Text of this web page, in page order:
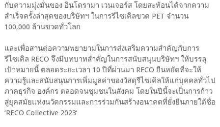
กับความมุ่งมั่นของ อินโดรามา เวนเจอร์ส โดยสะท้อนได้จากความ
สำเร็จครั้งล่าสุดของบริษัทฯ ในการรีไซเคิลขวด PET จำนวน
100,000 ล้านขวดทั่วโลก
และเพื่อสานต่อความพยายามในการส่งเสริมความสำคัญกับการ
รีไซเคิล RECO จึงมีบทบาทสำคัญในการสนับสนุนบริษัทฯ ให้บรรลุ
เป้าหมายนี้ ตลอดระยะเวลา 10 ปีที่ผ่านมา RECO ยืนหยัดที่จะให้
ความรู้และสนับสนุนการเพิ่มมูลค่าของวัสดุรีไซเคิลให้แก่บุคคลทั่วไป
ภาคธุรกิจ องค์กร ตลอดจนชุมชนในสังคม โดยในปีนี้จะเป็นการก้าว
สู่ยุคสมัยแห่งนวัตกรรมและการร่วมกันสร้างอนาคตที่ยั่งยืนภายใต้ชื่อ
‘RECO Collective 2023’